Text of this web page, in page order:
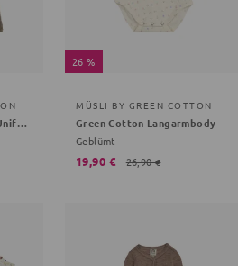
Müsli by Green Cotton Unifarben creme 44/50
26 %
MÜSLI BY GREEN COTTON
Green Cotton Langarmbody
Geblümt
19,90 € 26,90 €